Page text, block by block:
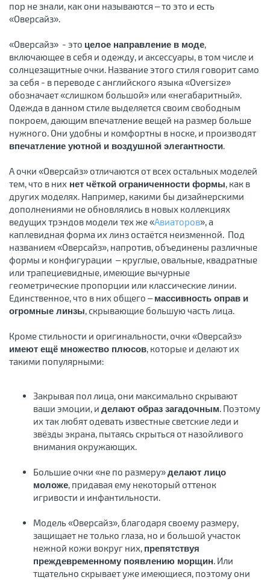
пор не знали, как они называются – то это и есть
«Оверсайз».
«Оверсайз» - это целое направление в моде,
включающее в себя и одежду, и аксессуары, в том числе и
солнцезащитные очки. Название этого стиля говорит само
за себя - в переводе с английского языка «Oversize»
обозначает «слишком большой» или «негабаритный».
Одежда в данном стиле выделяется своим свободным
покроем, дающим впечатление вещей на размер больше
нужного. Они удобны и комфортны в носке, и производят
впечатление уютной и воздушной элегантности.
А очки «Оверсайз» отличаются от всех остальных моделей
тем, что в них нет чёткой ограниченности формы, как в
других моделях. Например, какими бы дизайнерскими
дополнениями не обновлялись в новых коллекциях
ведущих трэндов модели тех же «Авиаторов», а
каплевидная форма их линз остаётся неизменной. Под
названием «Оверсайз», напротив, объединены различные
формы и конфигурации – круглые, овальные, квадратные
или трапециевидные, имеющие вычурные
геометрические пропорции или классические линии.
Единственное, что в них общего –массивность оправ и
огромные линзы, скрывающие большую часть лица.
Кроме стильности и оригинальности, очки «Оверсайз»
имеют ещё множество плюсов, которые и делают их
такими популярными:
Закрывая пол лица, они максимально скрывают
ваши эмоции, и делают образ загадочным. Поэтому
их так любят одевать известные светские леди и
звёзды экрана, пытаясь скрыться от назойливого
внимания окружающих.
Большие очки «не по размеру»делают лицо
моложе, придавая ему некоторый оттенок
игривости и инфантильности.
Модель «Oверсайз», благодаря своему размеру,
защищает не только глаза, но и большой участок
нежной кожи вокруг них, препятствуя
преждевременному появлению морщин. Или
тщательно скрывает уже имеющиеся, поэтому они